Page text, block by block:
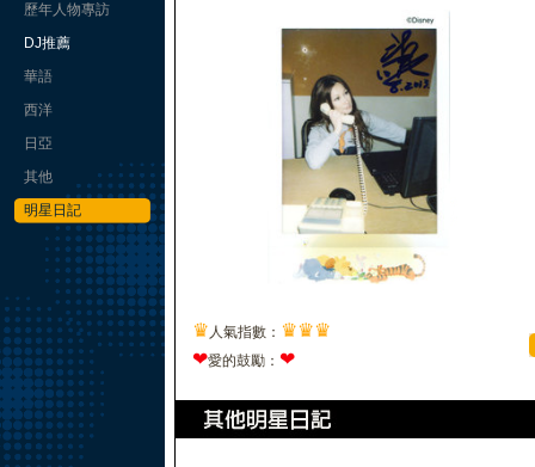
歷年人物專訪
DJ推薦
華語
西洋
日亞
其他
明星日記
♛ 人氣指數： ♛♛♛
❤愛的鼓勵： ❤